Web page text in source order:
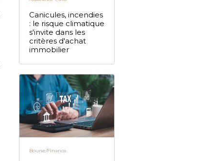
Canicules, incendies
: le risque climatique
s'invite dans les
critères d'achat
immobilier
Bourse/Finance